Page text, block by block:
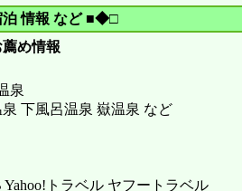
泊 情報 など ■◆□
め情報
泉
下風呂温泉 嶽温泉 など
トラベル ヤフートラベル